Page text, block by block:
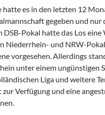
es in den letzten 12
gegeben und nur
Pokal hatte das Los eine
Niederrhein- und NRW-
vorgesehen. Allerdings
unter einem ungünstigen
Liga und weitere
Verfügung und eine